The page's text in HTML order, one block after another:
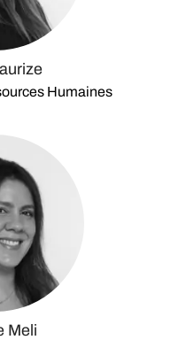
Humaines
Meli